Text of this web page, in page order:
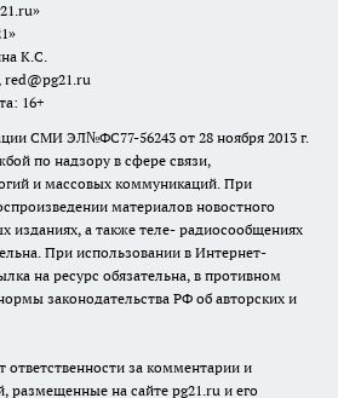
К.С.
red@pg21.ru
16+
СМИ ЭЛ№ФС77-56243 от 28 ноября 2013 г.
по надзору в сфере связи,
и массовых коммуникаций. При
материалов новостного
изданиях, а также теле- радиосообщениях
При использовании в Интернет-
на ресурс обязательна, в противном
законодательства РФ об авторских и
ответственности за комментарии и
размещенные на сайте pg21.ru и его